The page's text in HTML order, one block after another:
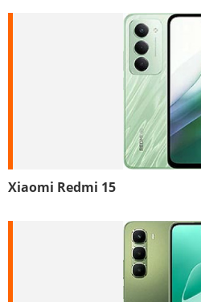
Xiaomi Redmi 15